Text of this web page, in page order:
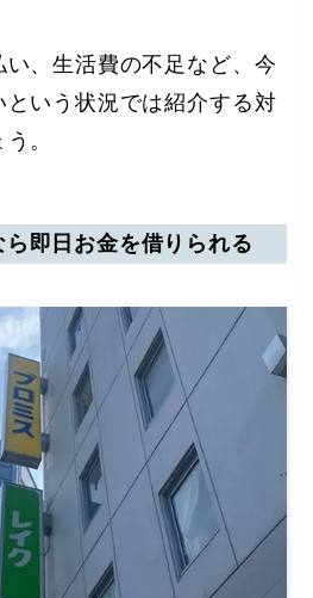
、生活費の不足など、今
いう状況では紹介する対
。
即日お金を借りられる